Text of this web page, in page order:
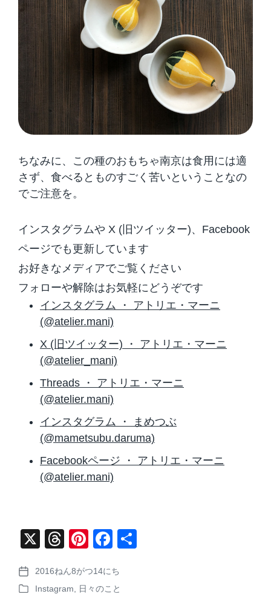
ちなみに、この種のおもちゃ南京は食用には適
さず、食べるとものすごく苦いということなの
でご注意を。
インスタグラムや X (旧ツイッター)、Facebook
ページでも更新しています
お好きなメディアでご覧ください
フォローや解除はお気軽にどうぞです
インスタグラム ・ アトリエ・マーニ
(@atelier.mani)
X (旧ツイッター) ・ アトリエ・マーニ
(@atelier_mani)
Threads ・ アトリエ・マーニ
(@atelier.mani)
インスタグラム ・ まめつぶ
(@mametsubu.daruma)
Facebookページ ・ アトリエ・マーニ
(@atelier.mani)
X
T
e
a
Pi
er
e
F
c
e
P
o
2016ねん8がつ14にち
P
Instagram 日々のこと